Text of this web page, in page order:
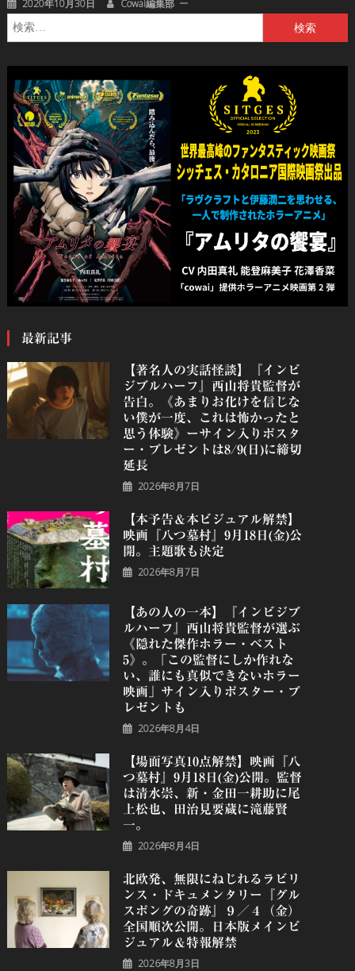
2020年10月30日 Cowai編集部
索:
最新記事
【著名人の実話怪談】『インビ
ジブルハーフ』⻄⼭将貴監督が
告白。《あまりお化けを信じな
い僕が一度、これは怖かったと
思う体験》ーサイン入りポスタ
ー・プレゼントは8/9(日)に締切
延長
2026年8月7日
【本予告＆本ビジュアル解禁】
映画『八つ墓村』9月18日(金)公
開。主題歌も決定
2026年8月7日
【あの人の一本】『インビジブ
ルハーフ』⻄⼭将貴監督が選ぶ
《隠れた傑作ホラー・ベスト
5》。「この監督にしか作れな
い、誰にも真似できないホラー
映画」サイン入りポスター・プ
レゼントも
2026年8月4日
【場面写真10点解禁】映画『八
つ墓村』9月18日(金)公開。監督
は清水崇、新・金田一耕助に尾
上松也、田治見要蔵に滝藤賢
一。
2026年8月4日
北欧発、無限にねじれるラビリ
ンス・ドキュメンタリー『グル
スポングの奇跡』９／４（金）
全国順次公開。日本版メインビ
ジュアル＆特報解禁
2026年8月3日